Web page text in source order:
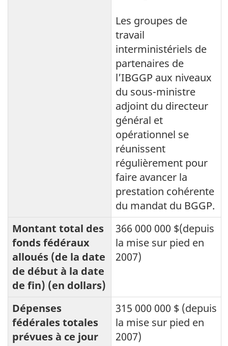
Les groupes de
travail
interministériels de
partenaires de
l’IBGGP aux niveaux
du sous-ministre
adjoint du directeur
général et
opérationnel se
réunissent
régulièrement pour
faire avancer la
prestation cohérente
du mandat du BGGP.
Montant total des
fonds fédéraux
alloués (de la date
de début à la date
de fin) (en dollars)
366 000 000 $(depuis
la mise sur pied en
2007)
Dépenses
fédérales totales
prévues à ce jour
315 000 000 $ (depuis
la mise sur pied en
2007)